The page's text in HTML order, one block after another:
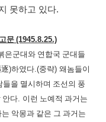
못하고 있다.
문(1945.8.25.)
은군대와 연합국 군대들
逐)하였다.(중략)왜놈들이
을 멸시하며 조선의 풍
안다. 이런 노예적 과거는
악몽과 같은 그 과거는